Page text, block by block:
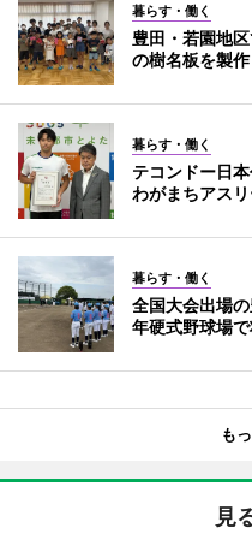
暮らす・働く
豊田・若園地
の樹名板を製作
暮らす・働く
テコンドー日
わがまちアス
暮らす・働く
全国大会出場
年硬式野球場
も
見